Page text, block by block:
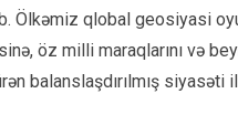
Ölkəmiz qlobal geosiyasi
öz milli maraqlarını və
balanslaşdırılmış siyasəti